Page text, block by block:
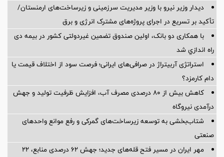
دیدار وزیر نیرو با وزیر مدیریت سرزمینی و زیرساخت‌های ارمنستان/
تأکید بر تسریع در اجرای پروژه‌های مشترک انرژی و برق
با همکاری دو بانک، اولین صندوق تضمین غیردولتی کشور در بیمه دی
راه اندازي شد
استراتژی آربیتراژ در صرافی‌های ایرانی؛ فرصت سود از اختلاف قیمت یا
دام کارمزد؟
کاهش بیش از ۸۰ درصدی مصرف آب، افزایش ظرفیت تولید و جهش
درآمدی نیروگاه
شتاب‌بخشی به توسعه زیرساخت‌های گمركی و رفع موانع واحدهای
صنعتی
مهر ایران در مسیر فتح قله‌های جدید؛ جهش ۶۲ درصدی منابع، ۲۲